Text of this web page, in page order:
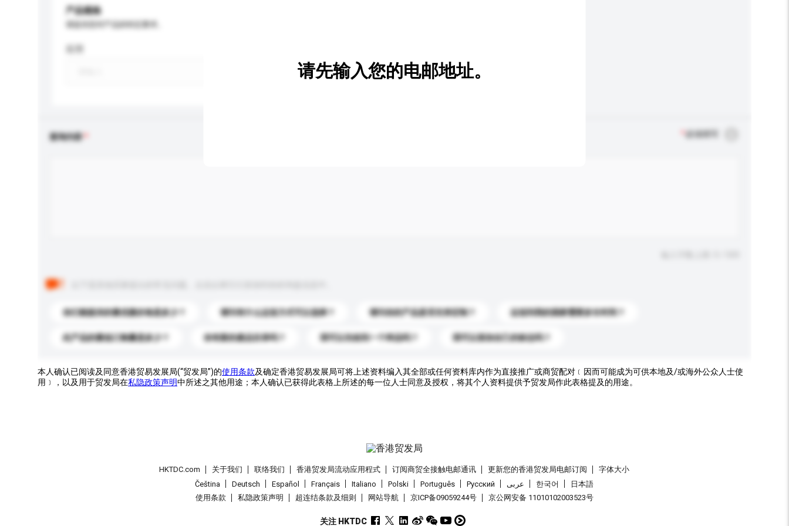
产品规格
新增/删除选项
查询内容 必须填写
你们能提供的最优惠价格是多少？ 请问有什么运送方式可以选择？ 请问你的产品是否支持定制？ 运送到我的国家需要多长时间？
此产品的最低订购量是多少？ 你有新的產品目录吗？ 我可以先收到一个样品吗？ 我可以添加自己的标志吗？
请先输入您的电邮地址。
本人确认已阅读及同意香港贸易发展局(“贸发局”)的使用条款及确定香港贸易发展局可将上述资料编入其全部或任何资料库内作为直接推广或商贸配对﹝因而可能成为可供本地及/或海外公众人士使
用﹞，以及用于贸发局在私隐政策声明中所述之其他用途；本人确认已获得此表格上所述的每一位人士同意及授权，将其个人资料提供予贸发局作此表格提及的用途。
HKTDC.com 关于我们 联络我们 香港贸发局流动应用程式 订阅商贸全接触电邮通讯 更新您的香港贸发局电邮订阅
字体大小
Čeština
Deutsch Español Français Italiano Polski Português Pусский عربى 한국어
日本語
使用条款
私隐政策声明 超连结条款及细则 网站导航 京ICP备09059244号 京公网安备 11010102003523号
关注 HKTDC